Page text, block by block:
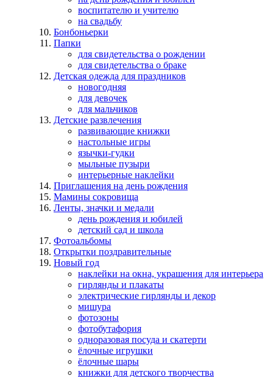
воспитателю и учителю
на свадьбу
Бонбоньерки
Папки
для свидетельства о рождении
для свидетельства о браке
Детская одежда для праздников
новогодняя
для девочек
для мальчиков
Детские развлечения
развивающие книжки
настольные игры
язычки-гудки
мыльные пузыри
интерьерные наклейки
Приглашения на день рождения
Мамины сокровища
Ленты, значки и медали
день рождения и юбилей
детский сад и школа
Фотоальбомы
Открытки поздравительные
Новый год
наклейки на окна, украшения для интерьера
гирлянды и плакаты
электрические гирлянды и декор
мишура
фотозоны
фотобутафория
одноразовая посуда и скатерти
ёлочные игрушки
ёлочные шары
книжки для детского творчества